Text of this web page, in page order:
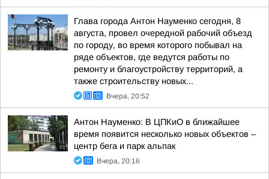
Глава города Антон Науменко сегодня, 8
августа, провел очередной рабочий объезд
по городу, во время которого побывал на
ряде объектов, где ведутся работы по
ремонту и благоустройству территорий, а
также строительству новых...
Вчера, 20:52
Антон Науменко: В ЦПКиО в ближайшее
время появится несколько новых объектов –
центр бега и парк альпак
Вчера, 20:16